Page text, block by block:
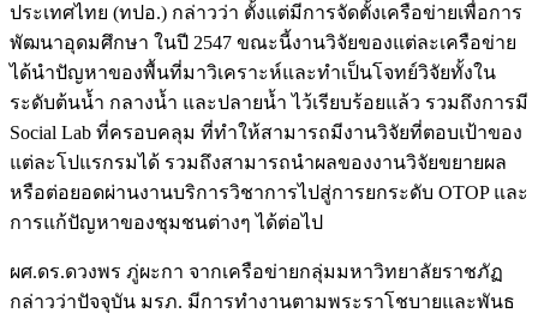
ประเทศไทย (ทปอ.) กล่าวว่า ตั้งแต่มีการจัดตั้งเครือข่ายเพื่อการ
พัฒนาอุดมศึกษา ในปี 2547 ขณะนี้งานวิจัยของแต่ละเครือข่าย
ได้นำปัญหาของพื้นที่มาวิเคราะห์และทำเป็นโจทย์วิจัยทั้งใน
ระดับต้นน้ำ กลางน้ำ และปลายน้ำ ไว้เรียบร้อยแล้ว รวมถึงการมี
Social Lab ที่ครอบคลุม ที่ทำให้สามารถมีงานวิจัยที่ตอบเป้าของ
แต่ละโปแรกรมได้ รวมถึงสามารถนำผลของงานวิจัยขยายผล
หรือต่อยอดผ่านงานบริการวิชาการไปสู่การยกระดับ OTOP และ
การแก้ปัญหาของชุมชนต่างๆ ได้ต่อไป
ผศ.ดร.ดวงพร ภู่ผะกา จากเครือข่ายกลุ่มมหาวิทยาลัยราชภัฏ
กล่าวว่าปัจจุบัน มรภ. มีการทำงานตามพระราโชบายและพันธ